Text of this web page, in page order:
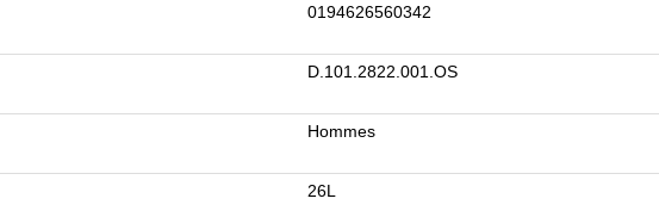
0194626560342
D.101.2822.001.OS
Hommes
26L